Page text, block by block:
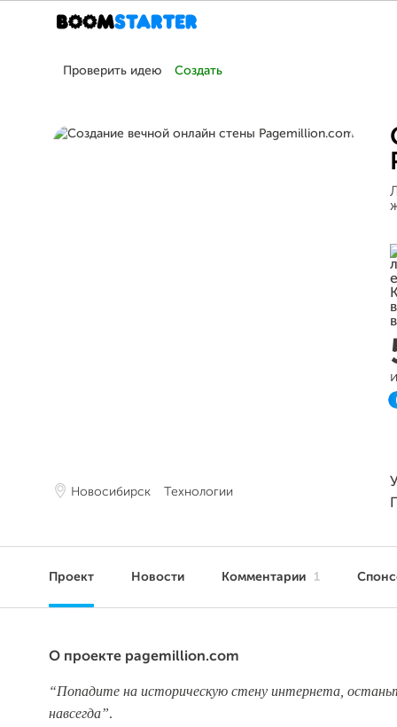
Проверить идею Создать
Новосибирск Технологии
Проект Новости Комментарии 1
О проекте pagemillion.com
“Попадите на историческую стену интернета,
навсегда”.